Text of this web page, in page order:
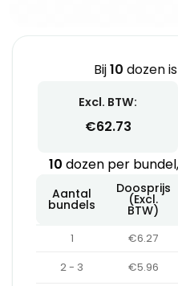
Bij10 dozen
Excl. BTW:
€62.73
10 dozen per bundel,
Aantal
bundels
Doosprijs
(Excl.
BTW)
1 €6.27
2 - 3
€5.96